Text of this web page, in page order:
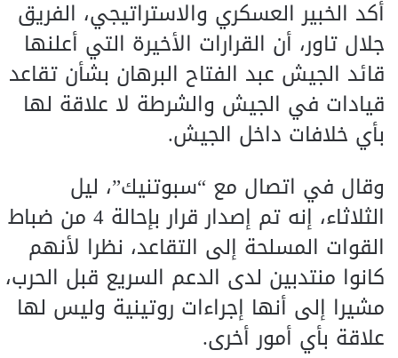
أكد الخبير العسكري والاستراتيجي، الفريق
جلال تاور، أن القرارات الأخيرة التي أعلنها
قائد الجيش عبد الفتاح البرهان بشأن تقاعد
قيادات في الجيش والشرطة لا علاقة لها
بأي خلافات داخل الجيش.
وقال في اتصال مع “سبوتنيك”، ليل
الثلاثاء، إنه تم إصدار قرار بإحالة 4 من ضباط
القوات المسلحة إلى التقاعد، نظرا لأنهم
كانوا منتدبين لدى الدعم السريع قبل الحرب،
مشيرا إلى أنها إجراءات روتينية وليس لها
علاقة بأي أمور أخرى.